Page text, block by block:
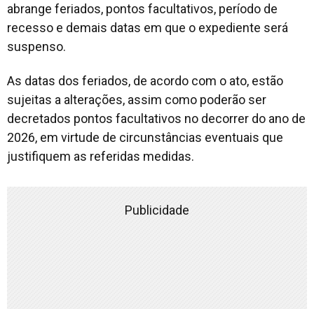
abrange feriados, pontos facultativos, período de
recesso e demais datas em que o expediente será
suspenso.
As datas dos feriados, de acordo com o ato, estão
sujeitas a alterações, assim como poderão ser
decretados pontos facultativos no decorrer do ano de
2026, em virtude de circunstâncias eventuais que
justifiquem as referidas medidas.
Publicidade